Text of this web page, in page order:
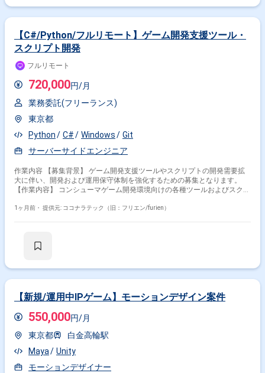
【C#/Python/フルリモート】ゲーム開発支援ツール・
スクリプト開発
フルリモート
720,000円/月
業務委託(フリーランス)
東京都
Python
C# Windows
Git
サーバーサイドエンジニア
作業内容 【募集背景】 ゲーム開発支援ツールやスクリプトの開発需要拡
大に伴い、開発および運用保守体制を強化するための募集となります。
【作業内容】 コンシューマゲーム開発環境向けの各種ツールおよびスクリ
などを用いて、開発フローを支援するための機能追加や改善を実施いたし
的に取り組める方を求めております。開発フローの効率化や自動化に関心
する知見を広く深めることができます。 【開発環境】 C#、Python、
cmd、powershell、Gitなどを用いたコンシューマゲーム開発環境向けのツ
ールおよびスクリプト開発となります。
1ヶ月前・ 提供元: ココナラテック（旧：フリエン/furien）
【新規/運用中IPゲーム】モーションデザイン案件
550,000円/月
東京都
白金高輪駅
Maya
Unity
モーションデザイナー